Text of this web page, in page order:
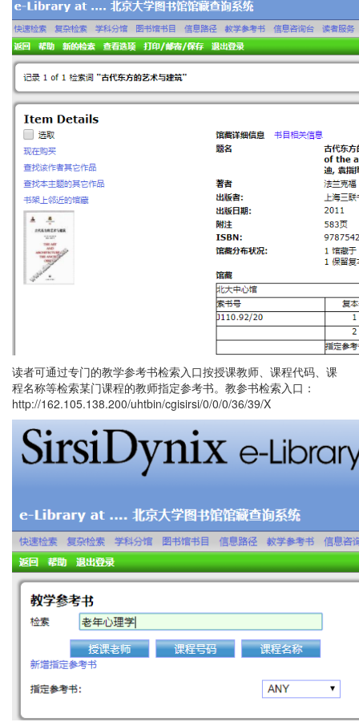
读者可通过专门的教学参考书检索入口按授课教师、课程代码、课
程名称等检索某门课程的教师指定参考书。教参书检索入口：
http://162.105.138.200/uhtbin/cgisirsi/0/0/0/36/39/X